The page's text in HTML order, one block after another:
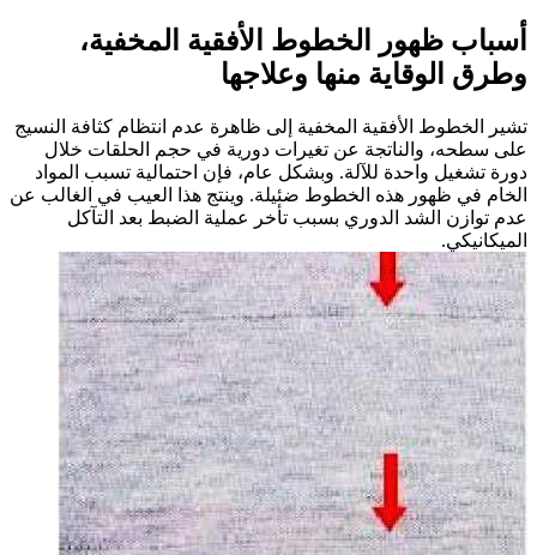
أسباب ظهور الخطوط الأفقية المخفية،
وطرق الوقاية منها وعلاجها
تشير الخطوط الأفقية المخفية إلى ظاهرة عدم انتظام كثافة النسيج
على سطحه، والناتجة عن تغيرات دورية في حجم الحلقات خلال
دورة تشغيل واحدة للآلة. وبشكل عام، فإن احتمالية تسبب المواد
الخام في ظهور هذه الخطوط ضئيلة. وينتج هذا العيب في الغالب عن
عدم توازن الشد الدوري بسبب تأخر عملية الضبط بعد التآكل
الميكانيكي.